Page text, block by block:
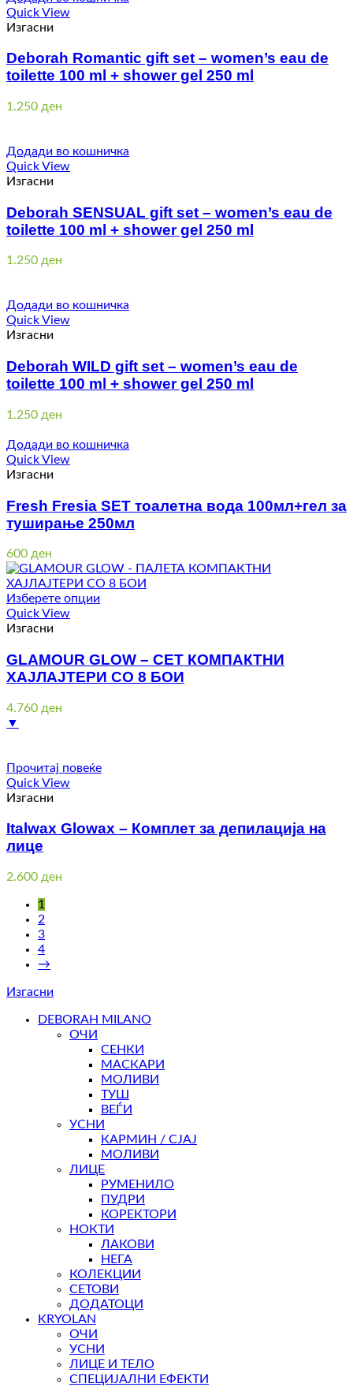
Quick View
Изгасни
Deborah Romantic gift set – women’s eau de
toilette 100 ml + shower gel 250 ml
1.250 ден
Додади во кошничка
Quick View
Изгасни
Deborah SENSUAL gift set – women’s eau de
toilette 100 ml + shower gel 250 ml
1.250 ден
Додади во кошничка
Quick View
Изгасни
Deborah WILD gift set – women’s eau de
toilette 100 ml + shower gel 250 ml
1.250 ден
Додади во кошничка
Quick View
Изгасни
Fresh Fresia SET тоалетна вода 100мл+гел за
туширање 250мл
600 ден
Изберете опции
Quick View
Изгасни
GLAMOUR GLOW – СЕТ КОМПАКТНИ
ХАЈЛАЈТЕРИ СО 8 БОИ
4.760 ден
▼
Прочитај повеќе
Quick View
Изгасни
Italwax Glowax – Комплет за депилација на
лице
2.600 ден
1
2
3
4
→
Изгасни
DEBORAH MILANO
ОЧИ
СЕНКИ
МАСКАРИ
МОЛИВИ
ТУШ
ВЕЃИ
УСНИ
КАРМИН / СЈАЈ
МОЛИВИ
ЛИЦЕ
РУМЕНИЛО
ПУДРИ
КОРЕКТОРИ
НОКТИ
ЛАКОВИ
НЕГА
КОЛЕКЦИИ
СЕТОВИ
ДОДАТОЦИ
KRYOLAN
ОЧИ
УСНИ
ЛИЦЕ И ТЕЛО
СПЕЦИЈАЛНИ ЕФЕКТИ